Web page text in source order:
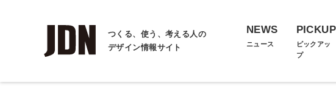
つくる、使う、考える人の
デザイン情報サイト
NEWS
ニュース
PICKUP
ピックアッ
プ